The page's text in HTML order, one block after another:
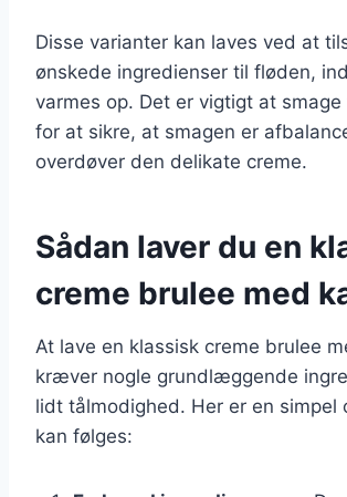
Disse varianter kan laves ved at
ønskede ingredienser til fløden,
varmes op. Det er vigtigt at
for at sikre, at smagen er
overdøver den delikate creme.
Sådan laver du en
creme brulee med
At lave en klassisk creme brulee
kræver nogle grundlæggende
lidt tålmodighed. Her er en simpel
kan følges: